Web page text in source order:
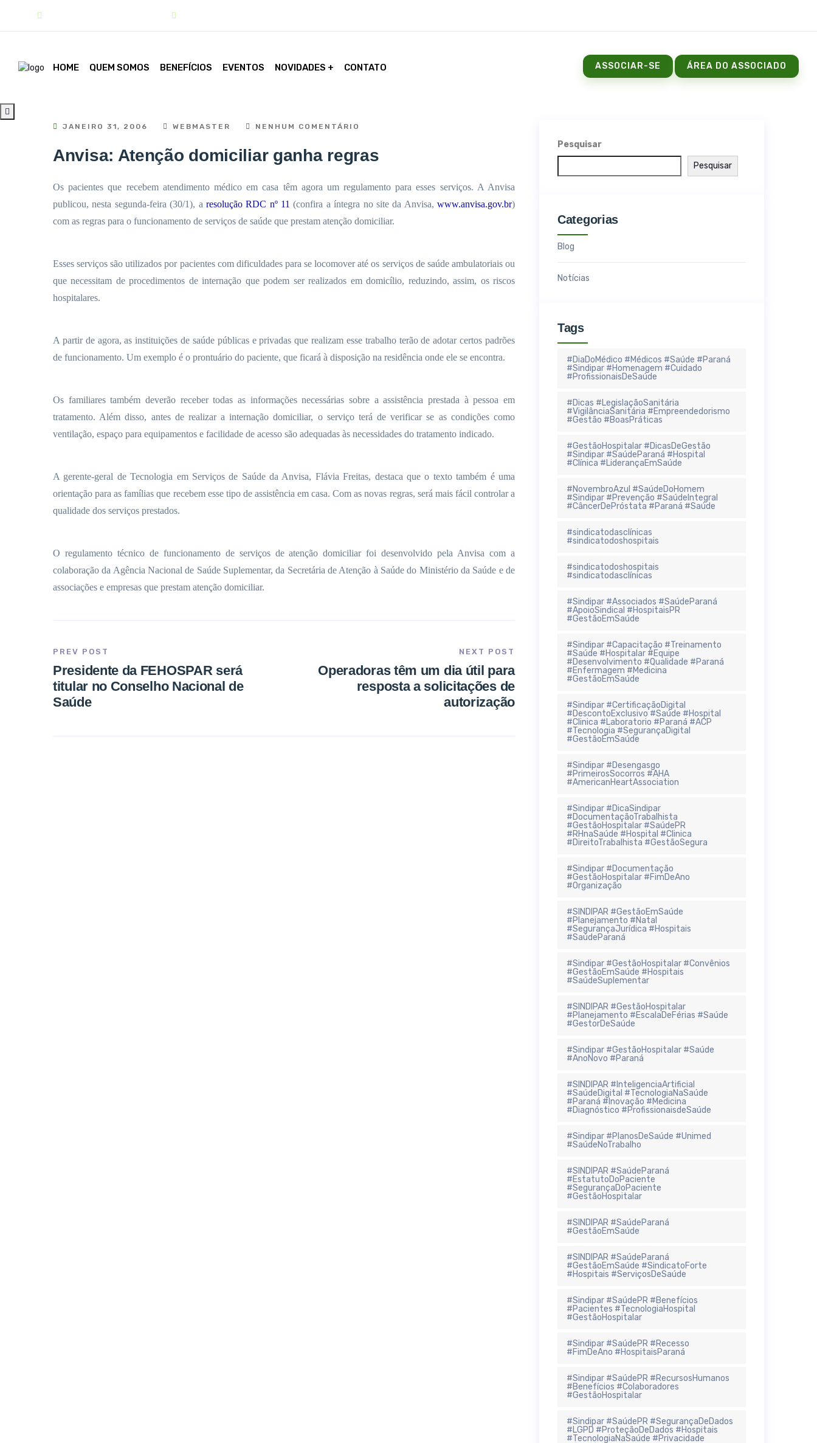
HOME QUEM SOMOS BENEFÍCIOS EVENTOS NOVIDADES CONTATO ASSOCIAR-SE ÁREA DO ASSOCIADO
JANEIRO 31, 2006 WEBMASTER NENHUM COMENTÁRIO
Anvisa: Atenção domiciliar ganha regras
Os pacientes que recebem atendimento médico em casa têm agora um regulamento para esses serviços. A Anvisa
publicou, nesta segunda-feira (30/1), a resolução RDC nº 11 (confira a íntegra no site da Anvisa, www.anvisa.gov.br)
com as regras para o funcionamento de serviços de saúde que prestam atenção domiciliar.
Esses serviços são utilizados por pacientes com dificuldades para se locomover até os serviços de saúde ambulatoriais ou
que necessitam de procedimentos de internação que podem ser realizados em domicílio, reduzindo, assim, os riscos
hospitalares.
A partir de agora, as instituições de saúde públicas e privadas que realizam esse trabalho terão de adotar certos padrões
de funcionamento. Um exemplo é o prontuário do paciente, que ficará à disposição na residência onde ele se encontra.
Os familiares também deverão receber todas as informações necessárias sobre a assistência prestada à pessoa em
tratamento. Além disso, antes de realizar a internação domiciliar, o serviço terá de verificar se as condições como
ventilação, espaço para equipamentos e facilidade de acesso são adequadas às necessidades do tratamento indicado.
A gerente-geral de Tecnologia em Serviços de Saúde da Anvisa, Flávia Freitas, destaca que o texto também é uma
orientação para as famílias que recebem esse tipo de assistência em casa. Com as novas regras, será mais fácil controlar a
qualidade dos serviços prestados.
O regulamento técnico de funcionamento de serviços de atenção domiciliar foi desenvolvido pela Anvisa com a
colaboração da Agência Nacional de Saúde Suplementar, da Secretária de Atenção à Saúde do Ministério da Saúde e de
associações e empresas que prestam atenção domiciliar.
PREV POST
Presidente da FEHOSPAR será
titular no Conselho Nacional de
Saúde
NEXT POST
Operadoras têm um dia útil para
resposta a solicitações de
autorização
Pesquisar
Pesquisar
Categorias
Blog
Notícias
Tags
#DiaDoMédico #Médicos #Saúde #Paraná
#Sindipar #Homenagem #Cuidado
#ProfissionaisDeSaúde
#Dicas #LegislaçãoSanitária
#VigilânciaSanitária #Empreendedorismo
#Gestão #BoasPráticas
#GestãoHospitalar #DicasDeGestão
#Sindipar #SaúdeParaná #Hospital
#Clínica #LiderançaEmSaúde
#NovembroAzul #SaúdeDoHomem
#Sindipar #Prevenção #SaúdeIntegral
#CâncerDePróstata #Paraná #Saúde
#sindicatodasclínicas
#sindicatodoshospitais
#sindicatodoshospitais
#sindicatodasclínicas
#Sindipar #Associados #SaúdeParaná
#ApoioSindical #HospitaisPR
#GestãoEmSaúde
#Sindipar #Capacitação #Treinamento
#Saúde #Hospitalar #Equipe
#Desenvolvimento #Qualidade #Paraná
#Enfermagem #Medicina
#GestãoEmSaúde
#Sindipar #CertificaçãoDigital
#DescontoExclusivo #Saúde #Hospital
#Clinica #Laboratorio #Paraná #ACP
#Tecnologia #SegurançaDigital
#GestãoEmSaúde
#Sindipar #Desengasgo
#PrimeirosSocorros #AHA
#AmericanHeartAssociation
#Sindipar #DicaSindipar
#DocumentaçãoTrabalhista
#GestãoHospitalar #SaúdePR
#RHnaSaúde #Hospital #Clinica
#DireitoTrabalhista #GestãoSegura
#Sindipar #Documentação
#GestãoHospitalar #FimDeAno
#Organização
#SINDIPAR #GestãoEmSaúde
#Planejamento #Natal
#SegurançaJurídica #Hospitais
#SaúdeParaná
#Sindipar #GestãoHospitalar #Convênios
#GestãoEmSaúde #Hospitais
#SaúdeSuplementar
#SINDIPAR #GestãoHospitalar
#Planejamento #EscalaDeFérias #Saúde
#GestorDeSaúde
#Sindipar #GestãoHospitalar #Saúde
#AnoNovo #Paraná
#SINDIPAR #InteligenciaArtificial
#SaúdeDigital #TecnologiaNaSaúde
#Paraná #Inovação #Medicina
#Diagnóstico #ProfissionaisdeSaúde
#Sindipar #PlanosDeSaúde #Unimed
#SaúdeNoTrabalho
#SINDIPAR #SaúdeParaná
#EstatutoDoPaciente
#SegurançaDoPaciente
#GestãoHospitalar
#SINDIPAR #SaúdeParaná
#GestãoEmSaúde
#SINDIPAR #SaúdeParaná
#GestãoEmSaúde #SindicatoForte
#Hospitais #ServiçosDeSaúde
#Sindipar #SaúdePR #Benefícios
#Pacientes #TecnologiaHospital
#GestãoHospitalar
#Sindipar #SaúdePR #Recesso
#FimDeAno #HospitaisParaná
#Sindipar #SaúdePR #RecursosHumanos
#Benefícios #Colaboradores
#GestãoHospitalar
#Sindipar #SaúdePR #SegurançaDeDados
#LGPD #ProteçãoDeDados #Hospitais
#TecnologiaNaSaúde #Privacidade